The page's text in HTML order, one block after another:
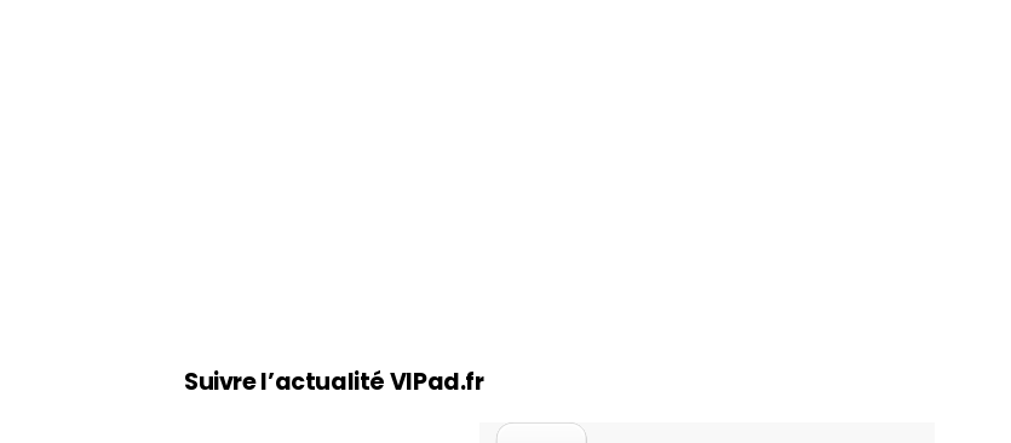
Suivre l’actualité VIPad.fr